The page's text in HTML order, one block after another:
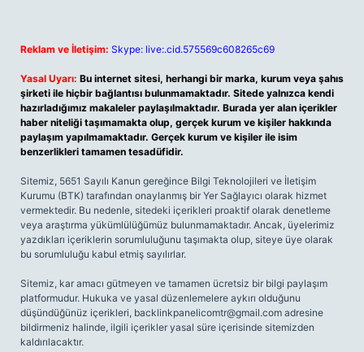
Reklam ve İletişim: Skype: live:.cid.575569c608265c69
Yasal Uyarı: Bu internet sitesi, herhangi bir marka, kurum veya şahıs
şirketi ile hiçbir bağlantısı bulunmamaktadır. Sitede yalnızca kendi
hazırladığımız makaleler paylaşılmaktadır. Burada yer alan içerikler
haber niteliği taşımamakta olup, gerçek kurum ve kişiler hakkında
paylaşım yapılmamaktadır. Gerçek kurum ve kişiler ile isim
benzerlikleri tamamen tesadüfidir.
Sitemiz, 5651 Sayılı Kanun gereğince Bilgi Teknolojileri ve İletişim
Kurumu (BTK) tarafından onaylanmış bir Yer Sağlayıcı olarak hizmet
vermektedir. Bu nedenle, sitedeki içerikleri proaktif olarak denetleme
veya araştırma yükümlülüğümüz bulunmamaktadır. Ancak, üyelerimiz
yazdıkları içeriklerin sorumluluğunu taşımakta olup, siteye üye olarak
bu sorumluluğu kabul etmiş sayılırlar.
Sitemiz, kar amacı gütmeyen ve tamamen ücretsiz bir bilgi paylaşım
platformudur. Hukuka ve yasal düzenlemelere aykırı olduğunu
düşündüğünüz içerikleri, backlinkpanelicomtr@gmail.com adresine
bildirmeniz halinde, ilgili içerikler yasal süre içerisinde sitemizden
kaldırılacaktır.